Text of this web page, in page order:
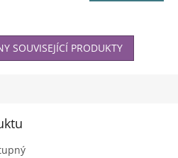
SOUVISEJÍCÍ PRODUKTY